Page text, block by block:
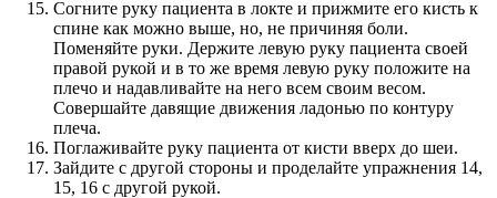
Согните руку пациента в локте и прижмите его кисть к
спине как можно выше, но, не причиняя боли.
Поменяйте руки. Держите левую руку пациента своей
правой рукой и в то же время левую руку положите на
плечо и надавливайте на него всем своим весом.
Совершайте давящие движения ладонью по контуру
плеча.
Поглаживайте руку пациента от кисти вверх до шеи.
Зайдите с другой стороны и проделайте упражнения 14,
15, 16 с другой рукой.